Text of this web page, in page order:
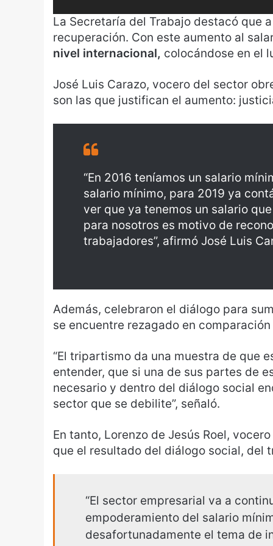
oLa Secretaría del Trabajo destacó que
recuperación. Con este aumento al
nivel internacional, colocándose en el
José Luis Carazo, vocero del sector
son las que justifican el aumento:
“En 2016 teníamos un salario
salario mínimo, para 2019 ya
ver que ya tenemos un salario
para nosotros es motivo de
trabajadores”, afirmó José Luis
Además, celebraron el diálogo para
se encuentre rezagado en
“El tripartismo da una muestra de que
entender, que si una de sus partes de
necesario y dentro del diálogo social
sector que se debilite”, señaló.
En tanto, Lorenzo de Jesús Roel,
que el resultado del diálogo social, del
“El sector empresarial va a
empoderamiento del salario
desafortunadamente el tema de